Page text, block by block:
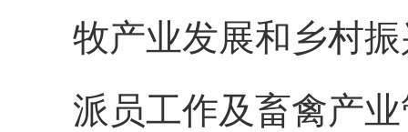
牧产业发展和乡村
派员工作及畜禽产